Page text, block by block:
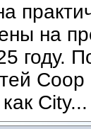
на
году.